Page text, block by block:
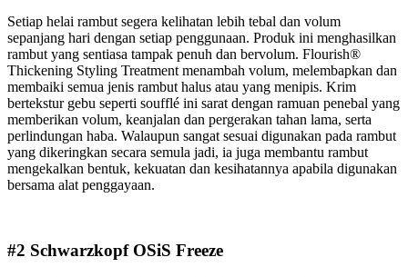
Setiap helai rambut segera kelihatan lebih tebal dan volum
sepanjang hari dengan setiap penggunaan. Produk ini menghasilkan
rambut yang sentiasa tampak penuh dan bervolum. Flourish®
Thickening Styling Treatment menambah volum, melembapkan dan
membaiki semua jenis rambut halus atau yang menipis. Krim
bertekstur gebu seperti soufflé ini sarat dengan ramuan penebal yang
memberikan volum, keanjalan dan pergerakan tahan lama, serta
perlindungan haba. Walaupun sangat sesuai digunakan pada rambut
yang dikeringkan secara semula jadi, ia juga membantu rambut
mengekalkan bentuk, kekuatan dan kesihatannya apabila digunakan
bersama alat penggayaan.
#2 Schwarzkopf OSiS Freeze